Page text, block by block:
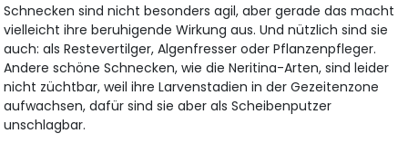
Schnecken sind nicht besonders agil, aber gerade das macht
vielleicht ihre beruhigende Wirkung aus. Und nützlich sind sie
auch: als Restevertilger, Algenfresser oder Pflanzenpfleger.
Andere schöne Schnecken, wie die Neritina-Arten, sind leider
nicht züchtbar, weil ihre Larvenstadien in der Gezeitenzone
aufwachsen, dafür sind sie aber als Scheibenputzer
unschlagbar.